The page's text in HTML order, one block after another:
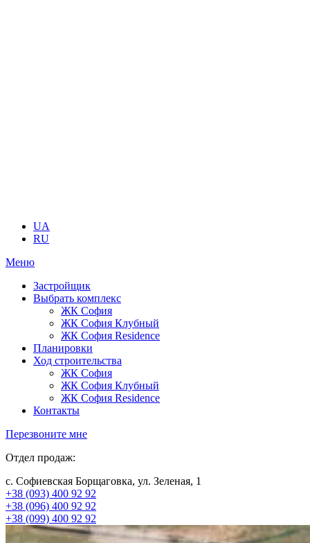
UA
RU
Меню
Застройщик
Выбрать комплекс
ЖК София
ЖК София Клубный
ЖК София Residence
Планировки
Ход строительства
ЖК София
ЖК София Клубный
ЖК София Residence
Контакты
Перезвоните мне
Отдел продаж:
с. Софиевская Борщаговка, ул. Зеленая, 1
+38 (093) 400 92 92
+38 (096) 400 92 92
+38 (099) 400 92 92